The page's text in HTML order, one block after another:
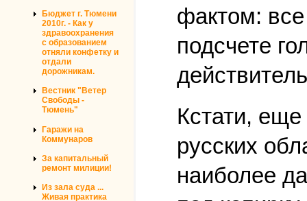
Бюджет г. Тюмени
2010г. - Как у
здравоохранения
с образованием
отняли конфетку и
отдали
дорожникам.
Вестник "Ветер
Свободы -
Тюмень"
Гаражи на
Коммунаров
За капитальный
ремонт милиции!
Из зала суда ...
Живая практика
фактом:
подсчете
Кстати,
русских
наиболее